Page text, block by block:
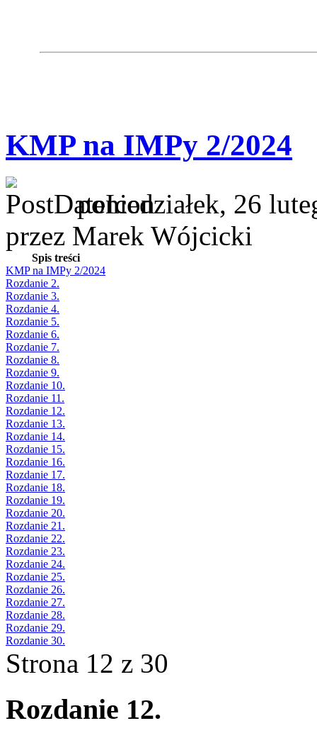
KMP na IMPy 2/2024
poniedziałek, 26
przez Marek Wójcicki
Spis treści
KMP na IMPy 2/2024
Rozdanie 2.
Rozdanie 3.
Rozdanie 4.
Rozdanie 5.
Rozdanie 6.
Rozdanie 7.
Rozdanie 8.
Rozdanie 9.
Rozdanie 10.
Rozdanie 11.
Rozdanie 12.
Rozdanie 13.
Rozdanie 14.
Rozdanie 15.
Rozdanie 16.
Rozdanie 17.
Rozdanie 18.
Rozdanie 19.
Rozdanie 20.
Rozdanie 21.
Rozdanie 22.
Rozdanie 23.
Rozdanie 24.
Rozdanie 25.
Rozdanie 26.
Rozdanie 27.
Rozdanie 28.
Rozdanie 29.
Rozdanie 30.
Strona 12 z 30
Rozdanie 12.